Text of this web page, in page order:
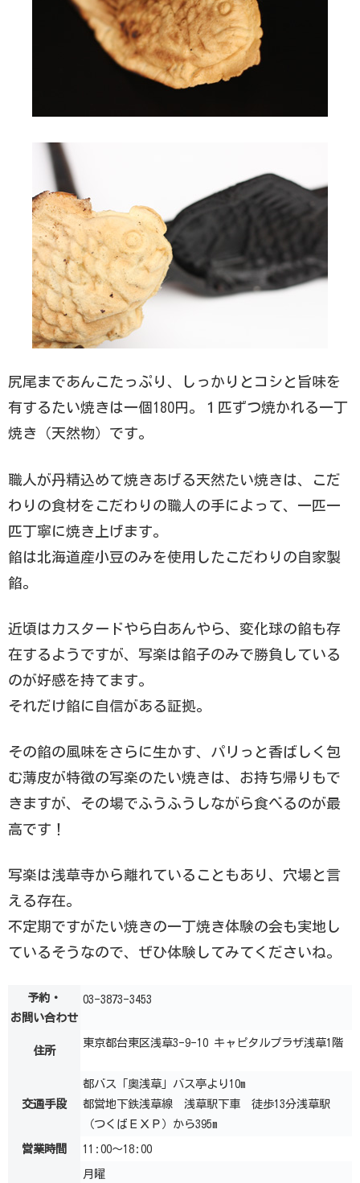
尻尾まであんこたっぷり、しっかりとコシと旨味を
有するたい焼きは一個180円。１匹ずつ焼かれる一丁
焼き（天然物）です。
職人が丹精込めて焼きあげる天然たい焼きは、こだ
わりの食材をこだわりの職人の手によって、一匹一
匹丁寧に焼き上げます。
餡は北海道産小豆のみを使用したこだわりの自家製
餡。
近頃はカスタードやら白あんやら、変化球の餡も存
在するようですが、写楽は餡子のみで勝負している
のが好感を持てます。
それだけ餡に自信がある証拠。
その餡の風味をさらに生かす、パリっと香ばしく包
む薄皮が特徴の写楽のたい焼きは、お持ち帰りもで
きますが、その場でふうふうしながら食べるのが最
高です！
写楽は浅草寺から離れていることもあり、穴場と言
える存在。
不定期ですがたい焼きの一丁焼き体験の会も実地し
ているそうなので、ぜひ体験してみてくださいね。
予約・
お問い合わせ
03-3873-3453
住所
東京都台東区浅草3-9-10 キャピタルプラザ浅草1階
交通手段
都バス「奥浅草」バス亭より10m
都営地下鉄浅草線 浅草駅下車 徒歩13分浅草駅
（つくばＥＸＰ）から395m
営業時間 11:00～18:00
月曜